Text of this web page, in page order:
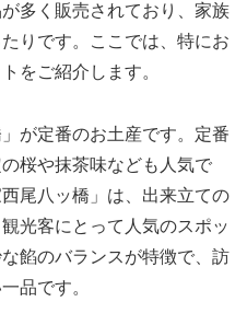
多く販売されており、家族
りです。ここでは、特にお
をご紹介します。
が定番のお土産です。定番
桜や抹茶味なども人気で
尾八ッ橋」は、出来立ての
光客にとって人気のスポッ
餡のバランスが特徴で、訪
品です。